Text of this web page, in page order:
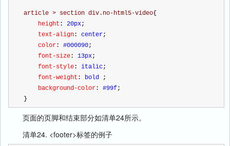
article > section div.no-html5-video{
    height
: 20px;
    text-align
: center;
    color
: #000090;
    font-size
: 13px;
    font-style
: italic;
    font-weight
: bold
;
    background-color
: #99f;
}
页面的页脚和结束部分如清单24所示。
清单24. <footer>标签的例子